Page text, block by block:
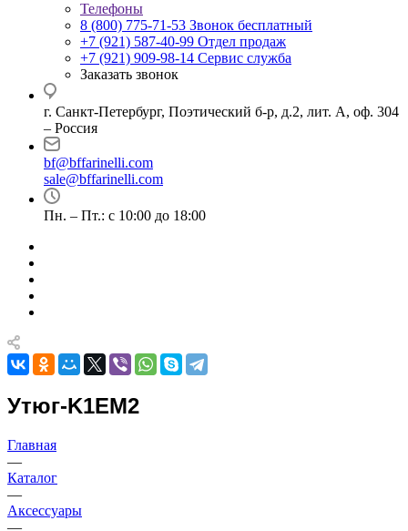
Телефоны
8 (800) 775-71-53 Звонок бесплатный
+7 (921) 587-40-99 Отдел продаж
+7 (921) 909-98-14 Сервис служба
Заказать звонок
г. Санкт-Петербург, Поэтический б-р, д.2, лит. А, оф. 304
– Россия
bf@bffarinelli.com
sale@bffarinelli.com
Пн. – Пт.: с 10:00 до 18:00
Утюг-K1EM2
Главная
—
Каталог
—
Аксессуары
—